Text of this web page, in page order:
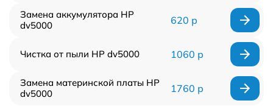
Замена аккумулятора HP
dv5000
620 р
Чистка от пыли HP dv5000 1060 р
Замена материнской платы HP
dv5000
1760 р